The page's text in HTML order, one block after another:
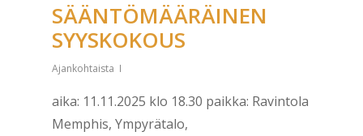
SÄÄNTÖMÄÄRÄINEN
SYYSKOKOUS
Ajankohtaista
aika: 11.11.2025 klo 18.30 paikka: Ravintola
Memphis, Ympyrätalo,